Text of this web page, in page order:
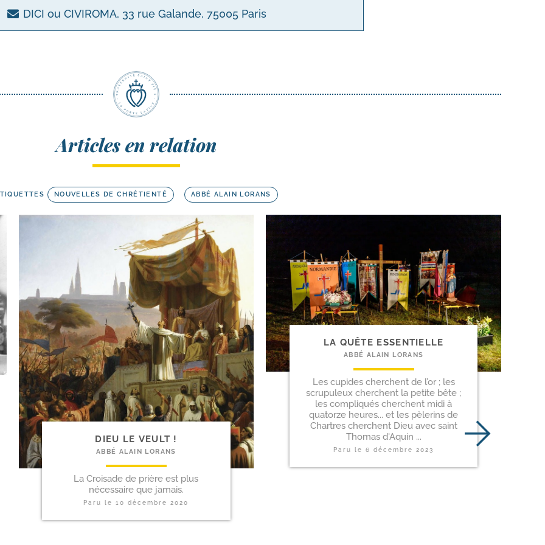
DICI ou CIVIROMA, 33 rue Galande, 75005 Paris
Articles en relation
NOUVELLES DE CHRÉTIENTÉ ABBÉ ALAIN LORANS
DIEU LE VEULT !
ABBÉ ALAIN LORANS
La Croisade de prière est plus
nécessaire que jamais.
Paru le10 décembre 2020
LA QUÊTE ESSENTIELLE
ABBÉ ALAIN LORANS
Les cupides cherchent de l’or ; les
scrupuleux cherchent la petite bête ;
les compliqués cherchent midi à
quatorze heures... et les pèlerins de
Chartres cherchent Dieu avec saint
Thomas d'Aquin ...
Paru le6 décembre 2023